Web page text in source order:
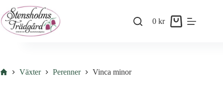
to
content
Shopping
0kr
HemVäxter Perenner Vinca minor